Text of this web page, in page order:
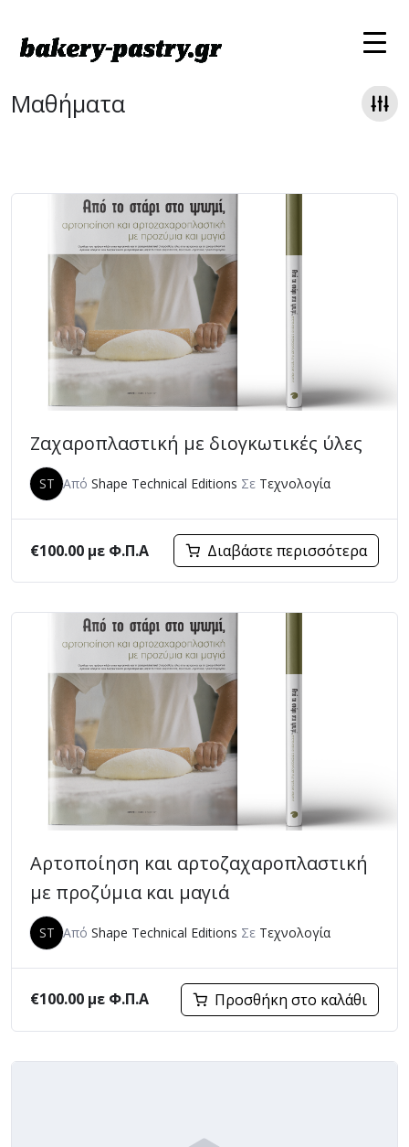
Μαθήματα
Ζαχαροπλαστική με διογκωτικές ύλες
ST Από Shape Technical Editions Σε Τεχνολογία
€100.00 με Φ.Π.Α Διαβάστε περισσότερα
Αρτοποίηση και αρτοζαχαροπλαστική
με προζύμια και μαγιά
ST Από Shape Technical Editions Σε Τεχνολογία
€100.00 με Φ.Π.Α Προσθήκη στο καλάθι